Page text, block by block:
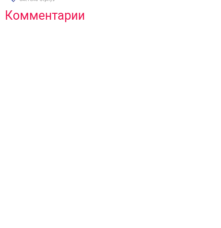
Комментарии